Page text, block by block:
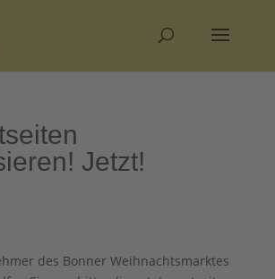
Jetzt!
des Bonner Weihnachtsmarktes